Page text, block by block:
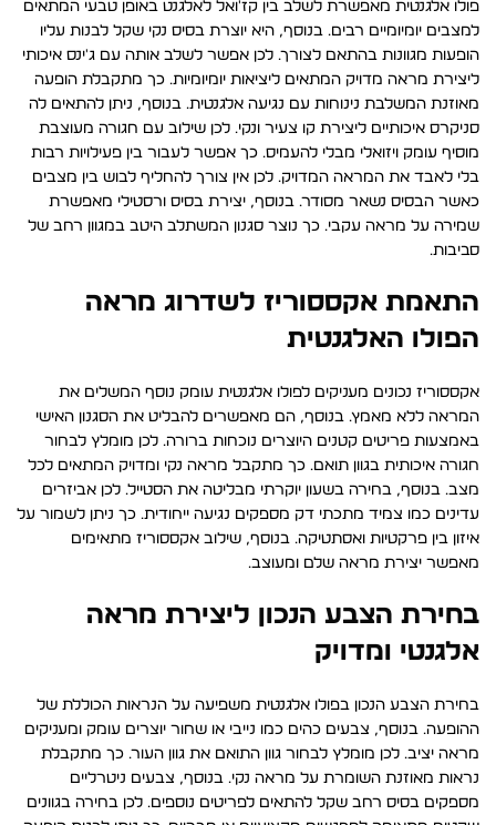
פולו אלגנטית מאפשרת לשלב בין קז'ואל לאלגנט באופן טבעי המתאים
למצבים יומיומיים רבים. בנוסף, היא יוצרת בסיס נקי שקל לבנות עליו
הופעות מגוונות בהתאם לצורך. לכן אפשר לשלב אותה עם ג'ינס איכותי
ליצירת מראה מדויק המתאים ליציאות יומיומיות. כך מתקבלת הופעה
מאוזנת המשלבת נינוחות עם נגיעה אלגנטית. בנוסף, ניתן להתאים לה
סניקרס איכותיים ליצירת קו צעיר ונקי. לכן שילוב עם חגורה מעוצבת
מוסיף עומק ויזואלי מבלי להעמיס. כך אפשר לעבור בין פעילויות רבות
בלי לאבד את המראה המדויק. לכן אין צורך להחליף לבוש בין מצבים
כאשר הבסיס נשאר מסודר. בנוסף, יצירת בסיס ורסטילי מאפשרת
שמירה על מראה עקבי. כך נוצר סגנון המשתלב היטב במגוון רחב של
סביבות.
התאמת אקססוריז לשדרוג מראה
הפולו האלגנטית
אקססוריז נכונים מעניקים לפולו אלגנטית עומק נוסף המשלים את
המראה ללא מאמץ. בנוסף, הם מאפשרים להבליט את הסגנון האישי
באמצעות פריטים קטנים היוצרים נוכחות ברורה. לכן מומלץ לבחור
חגורה איכותית בגוון תואם. כך מתקבל מראה נקי ומדויק המתאים לכל
מצב. בנוסף, בחירה בשעון יוקרתי מבליטה את הסטייל. לכן אביזרים
עדינים כמו צמיד מתכתי דק מספקים נגיעה ייחודית. כך ניתן לשמור על
איזון בין פרקטיות ואסתטיקה. בנוסף, שילוב אקססוריז מתאימים
מאפשר יצירת מראה שלם ומעוצב.
בחירת הצבע הנכון ליצירת מראה
אלגנטי ומדויק
בחירת הצבע הנכון בפולו אלגנטית משפיעה על הנראות הכוללת של
ההופעה. בנוסף, צבעים כהים כמו נייבי או שחור יוצרים עומק ומעניקים
מראה יציב. לכן מומלץ לבחור גוון התואם את גוון העור. כך מתקבלת
נראות מאוזנת השומרת על מראה נקי. בנוסף, צבעים ניטרליים
מספקים בסיס רחב שקל להתאים לפריטים נוספים. לכן בחירה בגוונים